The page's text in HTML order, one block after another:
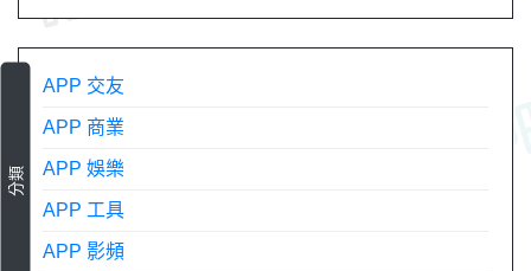
分類
APP 交友
APP 商業
APP 娛樂
APP 工具
APP 影頻